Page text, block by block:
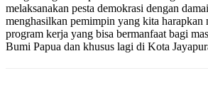
melaksanakan pesta demokrasi dengan
menghasilkan pemimpin yang kita harapkan
program kerja yang bisa bermanfaat bagi
Bumi Papua dan khusus lagi di Kota